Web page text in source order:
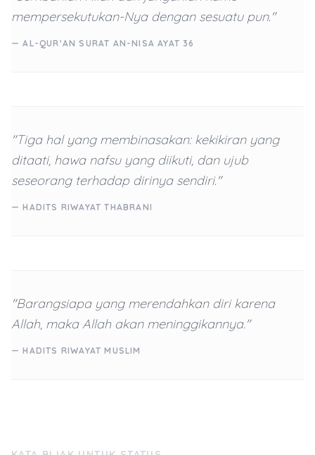
mempersekutukan-Nya dengan sesuatu pun."
— AL-QUR'AN SURAT AN-NISA AYAT 36
"Tiga hal yang membinasakan: kekikiran yang
ditaati, hawa nafsu yang diikuti, dan ujub
seseorang terhadap dirinya sendiri."
— HADITS RIWAYAT THABRANI
"Barangsiapa yang merendahkan diri karena
Allah, maka Allah akan meninggikannya."
— HADITS RIWAYAT MUSLIM